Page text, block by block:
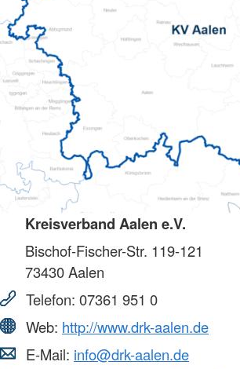
Kreisverband Aalen e.V.
Bischof-Fischer-Str. 119-121
73430Aalen
Telefon: 07361 951 0
Web: http://www.drk-aalen.de
E-Mail: info@drk-aalen.de